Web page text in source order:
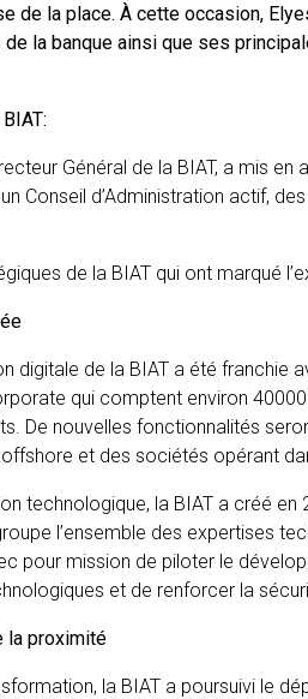
de la place. À cette occasion,
la banque ainsi que ses
Général de la BIAT, a mis
Conseil d’Administration actif,
de la BIAT qui ont marqué
digitale de la BIAT a été franchie
qui comptent environ
De nouvelles fonctionnalités
et des sociétés opérant
technologique, la BIAT a créé en
l’ensemble des expertises
pour mission de piloter le
et de renforcer la
la proximité
la BIAT a poursuivi le